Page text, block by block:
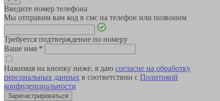
Введите номер телефона
Мы отправим вам код в смс на телефон или позвоним
Требуется подтверждение по номеру
Ваше имя *
Нажимая на кнопку ниже, я даю согласие на обработку
персональных данных в соответствии с Политикой
конфиденциальности
Зарегистрироваться